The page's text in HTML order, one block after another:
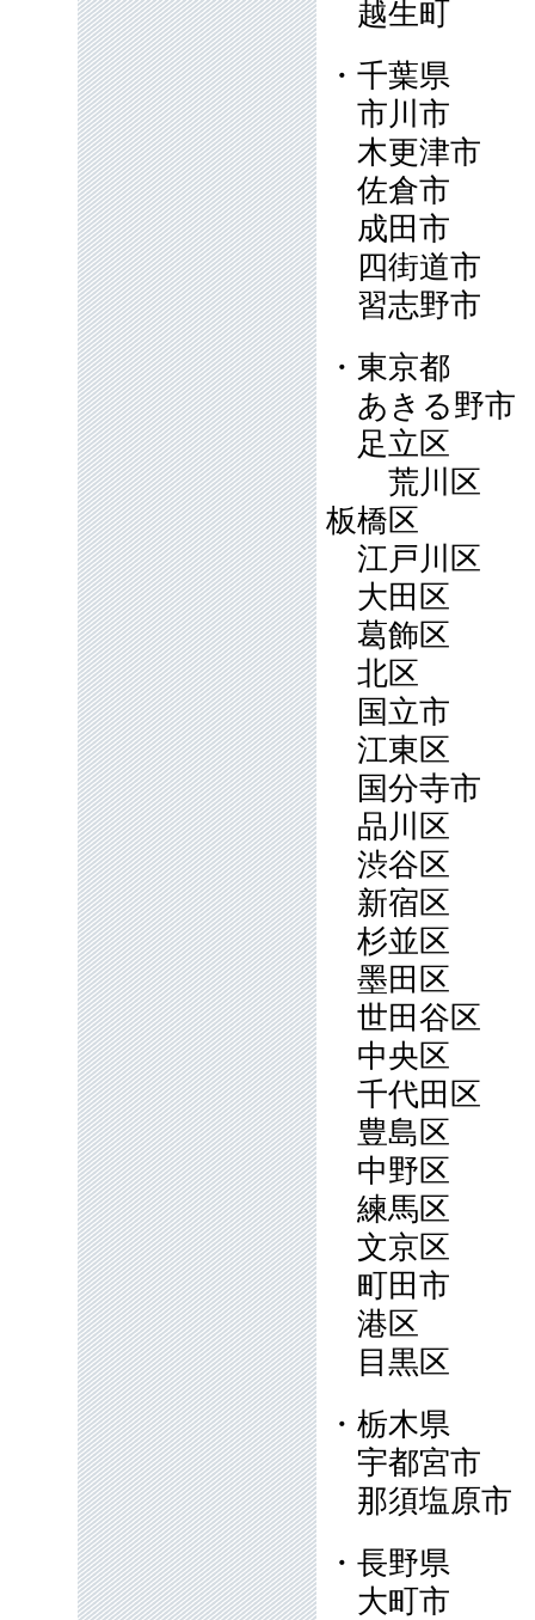
越生町
・千葉県
市川市
木更津市
佐倉市
成田市
四街道市
習志野市
・東京都
あきる野
足立区
荒川区
板橋区
江戸川区
大田区
葛飾区
北区
国立市
江東区
国分寺市
品川区
渋谷区
新宿区
杉並区
墨田区
世田谷区
中央区
千代田区
豊島区
中野区
練馬区
文京区
町田市
港区
目黒区
・栃木県
宇都宮市
那須塩原
・長野県
大町市